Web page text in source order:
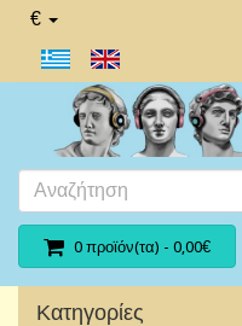
€
0 προϊόν(τα) - 0,00€
Κατηγορίες